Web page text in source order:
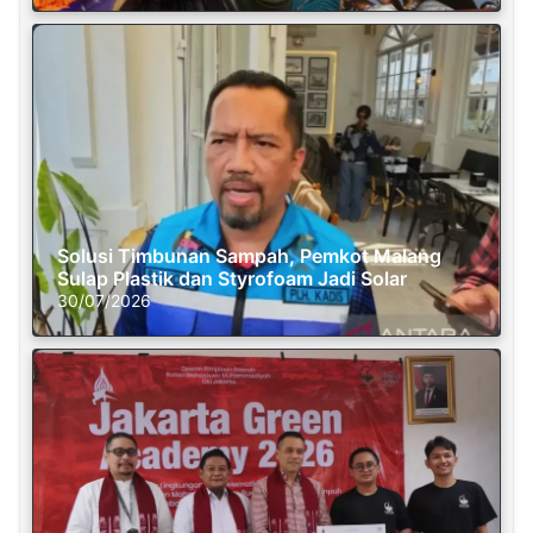
Solusi Timbunan Sampah, Pemkot Malang
Sulap Plastik dan Styrofoam Jadi Solar
30/07/2026